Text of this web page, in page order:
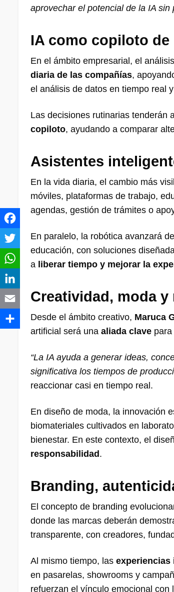
aprovechar el potencial de la IA sin
IA como copiloto
En el ámbito empresarial, el
diaria de las compañías,
el análisis de datos en tiempo real
Las decisiones rutinarias tenderán
copiloto, ayudando a comparar
Asistentes
En la vida diaria, el cambio más
móviles, plataformas de trabajo,
agendas, gestión de trámites o
En paralelo, la robótica avanzará
educación, con soluciones
a liberar tiempo y mejorar la
Creatividad, moda y
Desde el ámbito creativo, Maruca
artificial será una aliada clave
“La IA ayuda a generar ideas,
significativa los tiempos de
reaccionar casi en tiempo real.
En diseño de moda, la innovación
biomateriales cultivados en
bienestar. En este contexto, el
responsabilidad .
Branding,
El concepto de branding
donde las marcas deberán
transparente, con creadores,
Al mismo tiempo, las experiencias
en pasarelas, showrooms y
refuerzan el vínculo emocional con